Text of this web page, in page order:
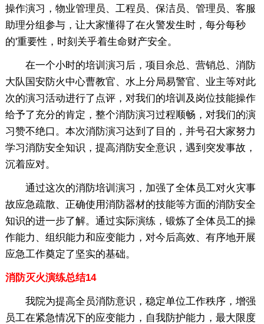
操作演习，物业管理员、工程员、保洁员、管理员、客服
助理分组参与，让大家懂得了在火警发生时，每分每秒
的'重要性，时刻关乎着生命财产安全。
在一个小时的培训演习后，项目余总、营销总、消防
大队国安防火中心曹教官、水上分局易警官、业主等对此
次的演习活动进行了点评，对我们的培训及岗位技能操作
给予了充分的肯定，整个消防演习过程顺畅，对我们的演
习赞不绝口。本次消防演习达到了目的，并号召大家努力
学习消防安全知识，提高消防安全意识，遇到突发事故，
沉着应对。
通过这次的消防培训演习，加强了全体员工对火灾事
故应急疏散、正确使用消防器材的技能等方面的消防安全
知识的进一步了解。通过实际演练，锻炼了全体员工的操
作能力、组织能力和应变能力，对今后高效、有序地开展
应急工作奠定了坚实的基础。
消防灭火演练总结14
我院为提高全员消防意识，稳定单位工作秩序，增强
员工在紧急情况下的应变能力，自我防护能力，最大限度